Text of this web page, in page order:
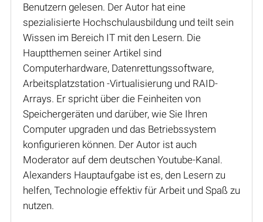
Benutzern gelesen. Der Autor hat eine
spezialisierte Hochschulausbildung und teilt sein
Wissen im Bereich IT mit den Lesern. Die
Hauptthemen seiner Artikel sind
Computerhardware, Datenrettungssoftware,
Arbeitsplatzstation -Virtualisierung und RAID-
Arrays. Er spricht über die Feinheiten von
Speichergeräten und darüber, wie Sie Ihren
Computer upgraden und das Betriebssystem
konfigurieren können. Der Autor ist auch
Moderator auf dem deutschen Youtube-Kanal.
Alexanders Hauptaufgabe ist es, den Lesern zu
helfen, Technologie effektiv für Arbeit und Spaß zu
nutzen.